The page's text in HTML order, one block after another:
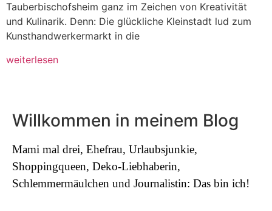
Tauberbischofsheim ganz im Zeichen von Kreativität
und Kulinarik. Denn: Die glückliche Kleinstadt lud zum
Kunsthandwerkermarkt in die
weiterlesen
Willkommen in meinem Blog
Mami mal drei, Ehefrau, Urlaubsjunkie,
Shoppingqueen, Deko-Liebhaberin,
Schlemmermäulchen und Journalistin: Das bin ich!